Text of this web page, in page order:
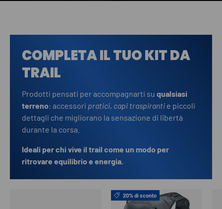
COMPLETA IL TUO KIT DA
TRAIL
Prodotti pensati per accompagnarti su qualsiasi
terreno: accessori pratici, capi traspiranti e piccoli
dettagli che migliorano la sensazione di libertà
durante la corsa.
Ideali per chi vive il trail come un modo per
ritrovare equilibrio e energia.
20% di sconto